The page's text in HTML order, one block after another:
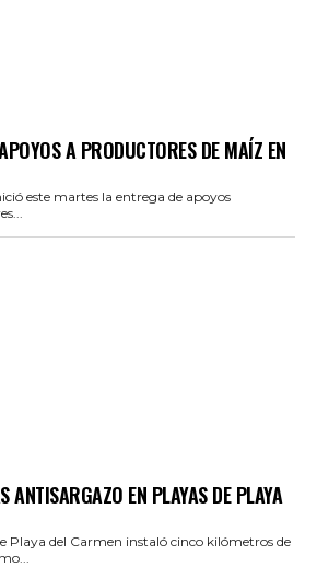
A PRODUCTORES DE MAÍZ EN
este martes la entrega de apoyos
ANTISARGAZO EN PLAYAS DE PLAYA
Playa del Carmen instaló cinco kilómetros de